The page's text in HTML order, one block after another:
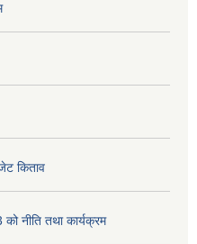
किताव
नीति तथा कार्यक्रम